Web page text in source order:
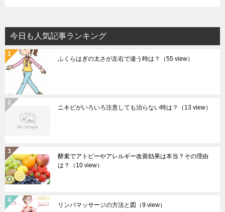
今日も人気記事ランキング
ふくらはぎの太さが左右で違う時は？ （55 view）
ニキビがいろいろ注意しても治らない時は？ （13 view）
酵素でアトピーやアレルギー改善効果は本当？その理由
は？
（10 view）
リンパマッサージの方法と図 （9 view）